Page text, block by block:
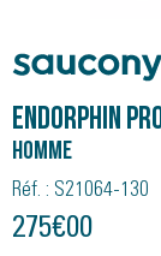
Saucony
ENDORPHIN
Homme
Réf. : S21064-130
275€00